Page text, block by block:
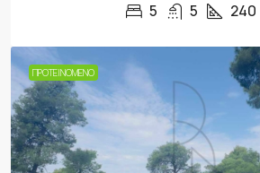
5 5 240
ΠΡΟΤΕΙΝΌΜΕΝΟ